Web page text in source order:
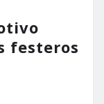
festeros